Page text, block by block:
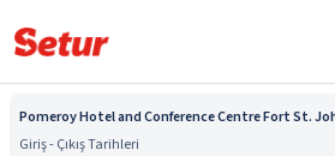
Pomeroy Hotel and Conference Centre Fort St.
Giriş - Çıkış Tarihleri